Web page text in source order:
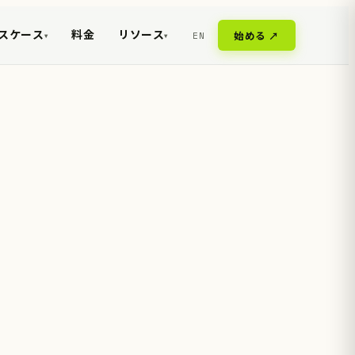
ケース ▾ 料金 リソース▾ EN 始める ↗